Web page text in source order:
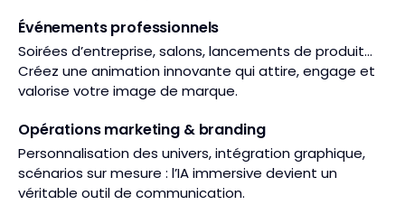
Événements professionnels
Soirées d’entreprise, salons, lancements de produit…
Créez une animation innovante qui attire, engage et
valorise votre image de marque.
Opérations marketing & branding
Personnalisation des univers, intégration graphique,
scénarios sur mesure : l’IA immersive devient un
véritable outil de communication.